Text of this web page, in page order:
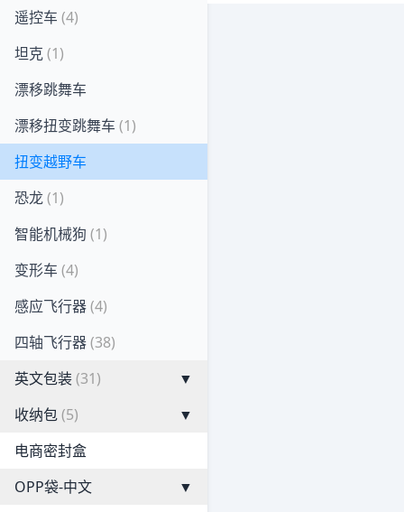
遥控车 (4)
坦克(1)
漂移跳舞车
漂移扭变跳舞车 (1)
扭变越野车
恐龙(1)
智能机械狗 (1)
变形车 (4)
感应飞行器(4)
四轴飞行器(38)
英文包装(31)
▼
收纳包(5)
▼
电商密封盒
OPP袋-中文
▼